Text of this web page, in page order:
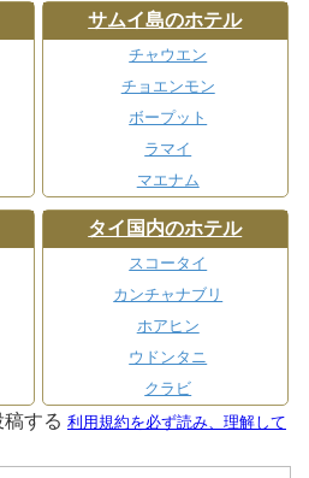
サムイ島のホテル
チャウエン
チョエンモン
ボープット
ラマイ
マエナム
タイ国内のホテル
スコータイ
カンチャナブリ
ホアヒン
ウドンタニ
クラビ